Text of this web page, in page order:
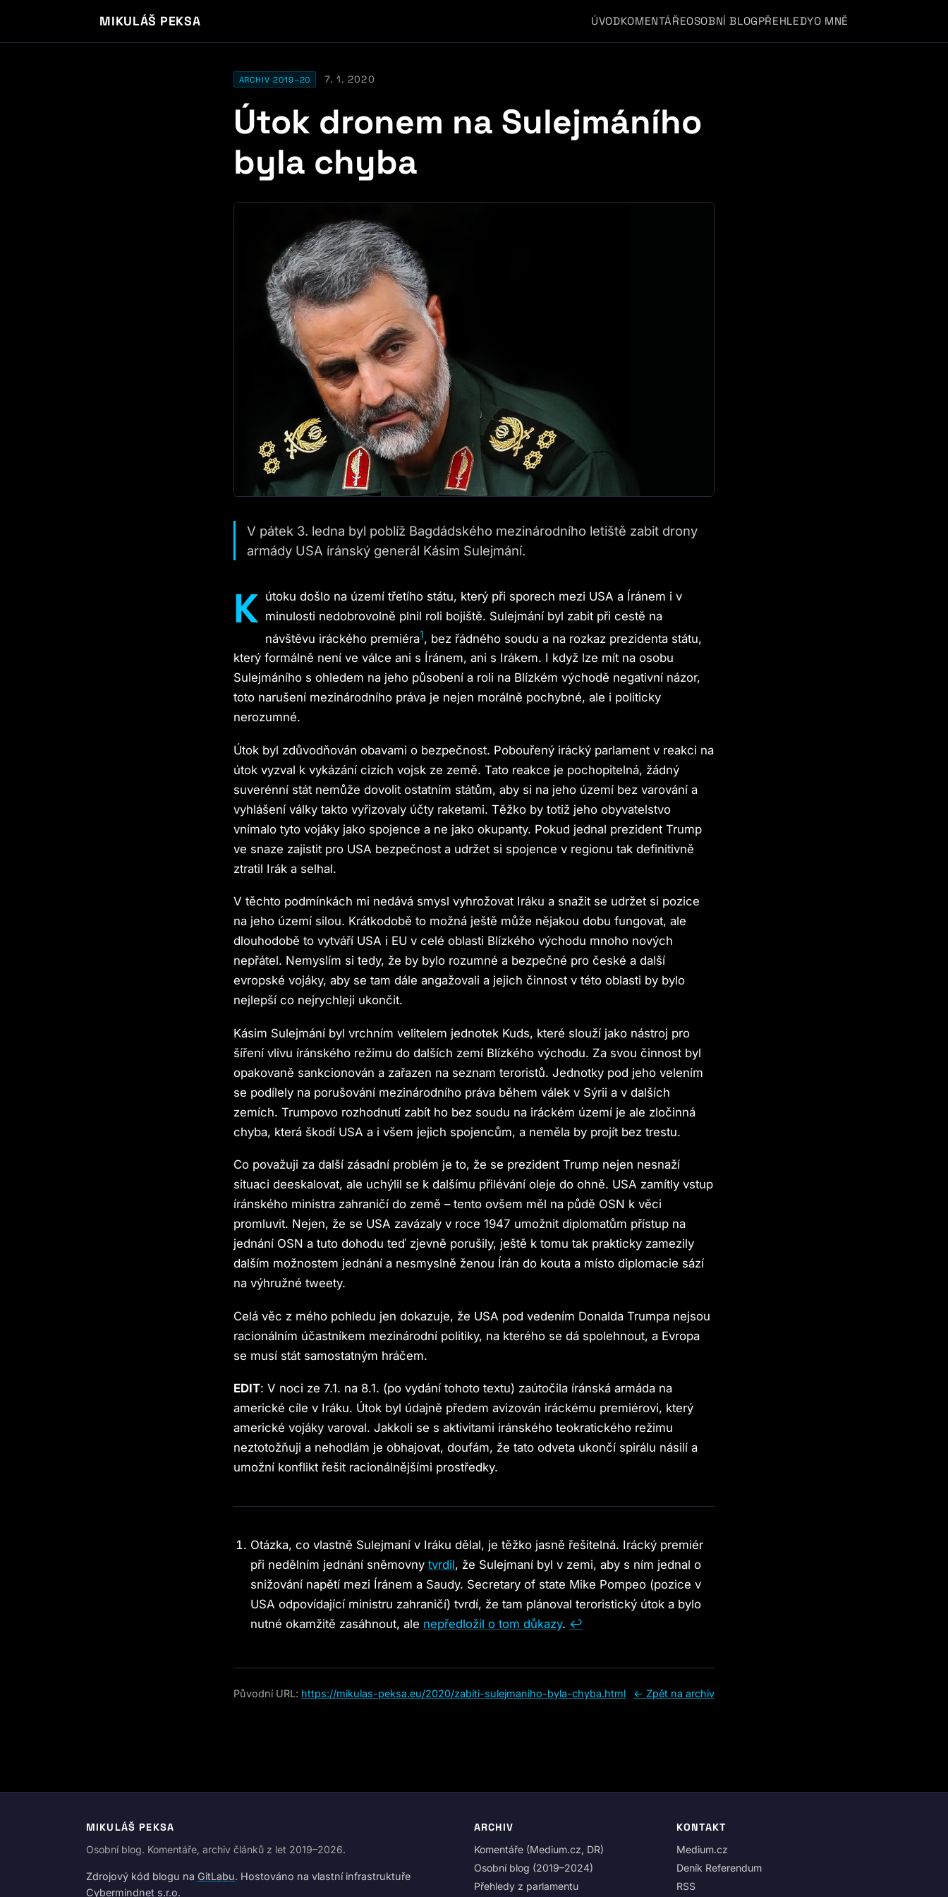
MIKULÁŠ PEKSA ÚVODKOMENTÁŘEOSOBNÍ BLOGPŘEHLEDYO MNĚ
ARCHIV 2019–20 7. 1. 2020
Útok dronem na Sulejmáního
byla chyba
V pátek 3. ledna byl poblíž Bagdádského mezinárodního letiště zabit drony
armády USA íránský generál Kásim Sulejmání.
K útoku došlo na území třetího státu, který při sporech mezi USA a Íránem i v
minulosti nedobrovolně plnil roli bojiště. Sulejmání byl zabit při cestě na
návštěvu iráckého premiéra1, bez řádného soudu a na rozkaz prezidenta státu,
který formálně není ve válce ani s Íránem, ani s Irákem. I když lze mít na osobu
Sulejmáního s ohledem na jeho působení a roli na Blízkém východě negativní názor,
toto narušení mezinárodního práva je nejen morálně pochybné, ale i politicky
nerozumné.
Útok byl zdůvodňován obavami o bezpečnost. Pobouřený irácký parlament v reakci na
útok vyzval k vykázání cizích vojsk ze země. Tato reakce je pochopitelná, žádný
suverénní stát nemůže dovolit ostatním státům, aby si na jeho území bez varování a
vyhlášení války takto vyřizovaly účty raketami. Těžko by totiž jeho obyvatelstvo
vnímalo tyto vojáky jako spojence a ne jako okupanty. Pokud jednal prezident Trump
ve snaze zajistit pro USA bezpečnost a udržet si spojence v regionu tak definitivně
ztratil Irák a selhal.
V těchto podmínkách mi nedává smysl vyhrožovat Iráku a snažit se udržet si pozice
na jeho území silou. Krátkodobě to možná ještě může nějakou dobu fungovat, ale
dlouhodobě to vytváří USA i EU v celé oblasti Blízkého východu mnoho nových
nepřátel. Nemyslím si tedy, že by bylo rozumné a bezpečné pro české a další
evropské vojáky, aby se tam dále angažovali a jejich činnost v této oblasti by bylo
nejlepší co nejrychleji ukončit.
Kásim Sulejmání byl vrchním velitelem jednotek Kuds, které slouží jako nástroj pro
šíření vlivu íránského režimu do dalších zemí Blízkého východu. Za svou činnost byl
opakovaně sankcionován a zařazen na seznam teroristů. Jednotky pod jeho velením
se podílely na porušování mezinárodního práva během válek v Sýrii a v dalších
zemích. Trumpovo rozhodnutí zabít ho bez soudu na iráckém území je ale zločinná
chyba, která škodí USA a i všem jejich spojencům, a neměla by projít bez trestu.
Co považuji za další zásadní problém je to, že se prezident Trump nejen nesnaží
situaci deeskalovat, ale uchýlil se k dalšímu přilévání oleje do ohně. USA zamítly vstup
íránského ministra zahraničí do země – tento ovšem měl na půdě OSN k věci
promluvit. Nejen, že se USA zavázaly v roce 1947 umožnit diplomatům přístup na
jednání OSN a tuto dohodu teď zjevně porušily, ještě k tomu tak prakticky zamezily
dalším možnostem jednání a nesmyslně ženou Írán do kouta a místo diplomacie sází
na výhružné tweety.
Celá věc z mého pohledu jen dokazuje, že USA pod vedením Donalda Trumpa nejsou
racionálním účastníkem mezinárodní politiky, na kterého se dá spolehnout, a Evropa
se musí stát samostatným hráčem.
EDIT: V noci ze 7.1. na 8.1. (po vydání tohoto textu) zaútočila íránská armáda na
americké cíle v Iráku. Útok byl údajně předem avizován iráckému premiérovi, který
americké vojáky varoval. Jakkoli se s aktivitami iránského teokratického režimu
neztotožňuji a nehodlám je obhajovat, doufám, že tato odveta ukončí spirálu násilí a
umožní konflikt řešit racionálnějšími prostředky.
Otázka, co vlastně Sulejmaní v Iráku dělal, je těžko jasně řešitelná. Irácký premiér
při nedělním jednání sněmovny tvrdil, že Sulejmaní byl v zemi, aby s ním jednal o
snižování napětí mezi Íránem a Saudy. Secretary of state Mike Pompeo (pozice v
USA odpovídající ministru zahraničí) tvrdí, že tam plánoval teroristický útok a bylo
nutné okamžitě zasáhnout, ale nepředložil o tom důkazy. ↩︎
Původní URL: https://mikulas-peksa.eu/2020/zabiti-sulejmaniho-byla-chyba.html ← Zpět na archiv
MIKULÁŠ PEKSA
Osobní blog. Komentáře, archiv článků z let 2019–2026.
Zdrojový kód blogu na GitLabu. Hostováno na vlastní infrastruktuře
Cybermindnet s.r.o.
ARCHIV
Komentáře (Medium.cz, DR)
Osobní blog (2019–2024)
Přehledy z parlamentu
KONTAKT
Medium.cz
Deník Referendum
RSS